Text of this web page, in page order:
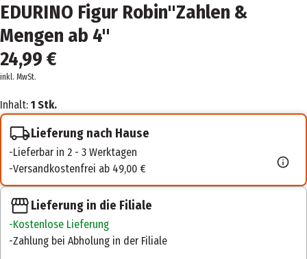
EDURINO Figur Robin"Zahlen &
Mengen ab 4"
24,99 €
inkl. MwSt.
Inhalt: 1 Stk.
Lieferung nach Hause
Lieferbar in 2 - 3 Werktagen
Versandkostenfrei ab 49,00 €
Lieferung in die Filiale
Kostenlose Lieferung
Zahlung bei Abholung in der Filiale